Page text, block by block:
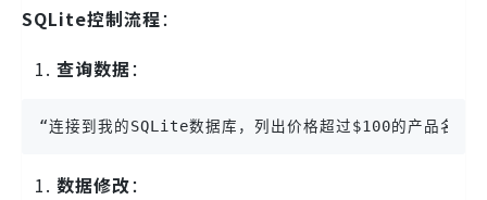
SQLite控制流程：
查询数据：
“连接到我的SQLite数据库，列出价格超过$100的产品名称
数据修改：